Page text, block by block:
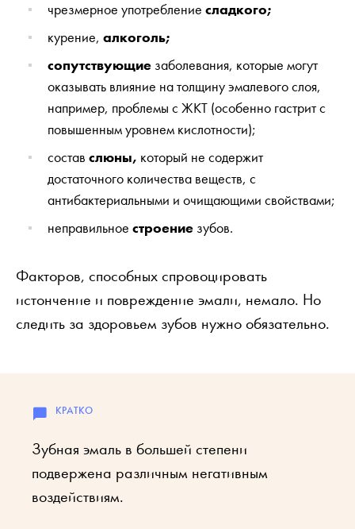
чрезмерное употребление сладкого;
курение, алкоголь;
сопутствующие заболевания, которые могут
оказывать влияние на толщину эмалевого слоя,
например, проблемы с ЖКТ (особенно гастрит с
повышенным уровнем кислотности);
состав слюны, который не содержит
достаточного количества веществ, с
антибактериальными и очищающими свойствами;
неправильное строение зубов.
Факторов, способных спровоцировать
истончение и повреждение эмали, немало. Но
следить за здоровьем зубов нужно обязательно.
Зубная эмаль в большей степени
подвержена различным негативным
воздействиям.